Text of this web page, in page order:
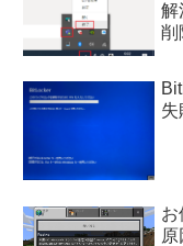
解
削
失
お